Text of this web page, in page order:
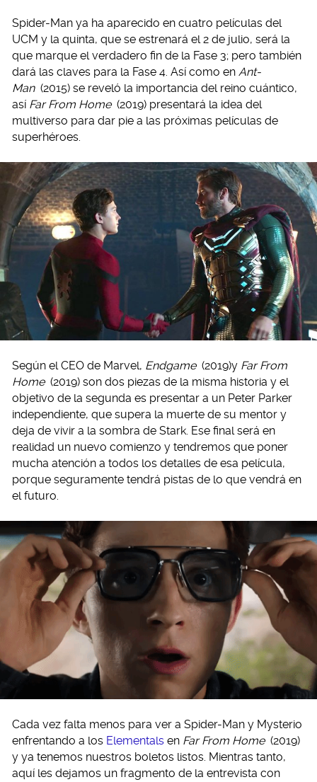
Spider-Man ya ha aparecido en cuatro películas del
UCM y la quinta, que se estrenará el 2 de julio, será la
que marque el verdadero fin de la Fase 3; pero también
dará las claves para la Fase 4. Así como en Ant-
Man (2015) se reveló la importancia del reino cuántico,
así Far From Home (2019) presentará la idea del
multiverso para dar pie a las próximas películas de
superhéroes.
Según el CEO de Marvel, Endgame (2019)y Far From
Home (2019) son dos piezas de la misma historia y el
objetivo de la segunda es presentar a un Peter Parker
independiente, que supera la muerte de su mentor y
deja de vivir a la sombra de Stark. Ese final será en
realidad un nuevo comienzo y tendremos que poner
mucha atención a todos los detalles de esa película,
porque seguramente tendrá pistas de lo que vendrá en
el futuro.
Cada vez falta menos para ver a Spider-Man y Mysterio
enfrentando a los Elementals en Far From Home (2019)
y ya tenemos nuestros boletos listos. Mientras tanto,
aquí les dejamos un fragmento de la entrevista con